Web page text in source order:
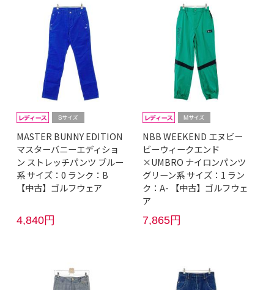
MASTER BUNNY EDITION
マスターバニーエディショ
ン ストレッチパンツ ブルー
系 サイズ：0 ランク：B
【中古】ゴルフウェア
4,840円
NBB WEEKEND エヌビー
ビーウィークエンド
×UMBRO ナイロンパンツ
グリーン系 サイズ：1 ラン
ク：A- 【中古】ゴルフウェ
ア
7,865円